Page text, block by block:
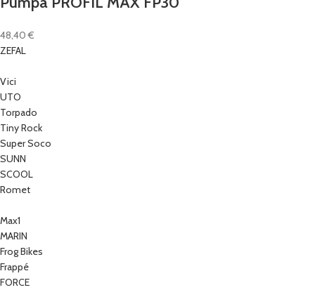
48,40€
ZEFAL
Vici
UTO
Torpado
Tiny Rock
Super Soco
SUNN
SCOOL
Romet
Max1
MARIN
Frog Bikes
Frappé
FORCE